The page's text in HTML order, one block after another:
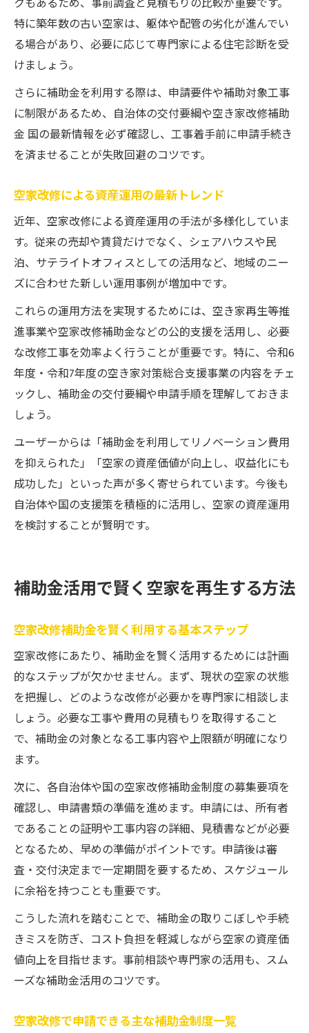
クもあるため、事前調査と見積もりの比較が重要です。
特に築年数の古い空家は、躯体や配管の劣化が進んでい
る場合があり、必要に応じて専門家による住宅診断を受
けましょう。
さらに補助金を利用する際は、申請要件や補助対象工事
に制限があるため、自治体の交付要綱や空き家改修補助
金 国の最新情報を必ず確認し、工事着手前に申請手続き
を済ませることが失敗回避のコツです。
空家改修による資産運用の最新トレンド
近年、空家改修による資産運用の手法が多様化していま
す。従来の売却や賃貸だけでなく、シェアハウスや民
泊、サテライトオフィスとしての活用など、地域のニー
ズに合わせた新しい運用事例が増加中です。
これらの運用方法を実現するためには、空き家再生等推
進事業や空家改修補助金などの公的支援を活用し、必要
な改修工事を効率よく行うことが重要です。特に、令和6
年度・令和7年度の空き家対策総合支援事業の内容をチェ
ックし、補助金の交付要綱や申請手順を理解しておきま
しょう。
ユーザーからは「補助金を利用してリノベーション費用
を抑えられた」「空家の資産価値が向上し、収益化にも
成功した」といった声が多く寄せられています。今後も
自治体や国の支援策を積極的に活用し、空家の資産運用
を検討することが賢明です。
補助金活用で賢く空家を再生する方法
空家改修補助金を賢く利用する基本ステップ
空家改修にあたり、補助金を賢く活用するためには計画
的なステップが欠かせません。まず、現状の空家の状態
を把握し、どのような改修が必要かを専門家に相談しま
しょう。必要な工事や費用の見積もりを取得すること
で、補助金の対象となる工事内容や上限額が明確になり
ます。
次に、各自治体や国の空家改修補助金制度の募集要項を
確認し、申請書類の準備を進めます。申請には、所有者
であることの証明や工事内容の詳細、見積書などが必要
となるため、早めの準備がポイントです。申請後は審
査・交付決定まで一定期間を要するため、スケジュール
に余裕を持つことも重要です。
こうした流れを踏むことで、補助金の取りこぼしや手続
きミスを防ぎ、コスト負担を軽減しながら空家の資産価
値向上を目指せます。事前相談や専門家の活用も、スム
ーズな補助金活用のコツです。
空家改修で申請できる主な補助金制度一覧